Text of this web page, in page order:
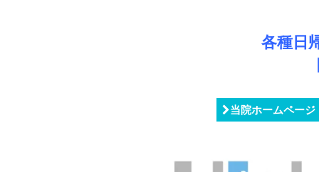
各種日
当院ホームページ